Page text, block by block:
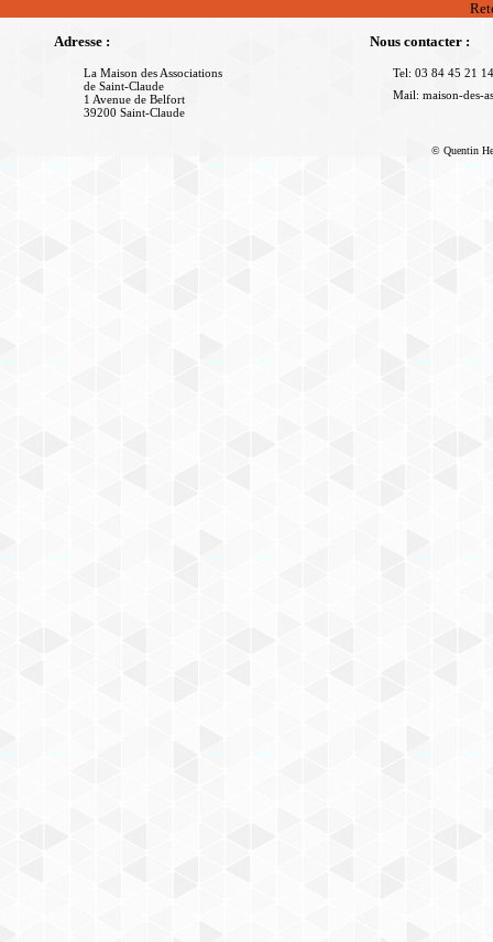
Adresse :
La Maison des Associations
de Saint-Claude
1 Avenue de Belfort
39200 Saint-Claude
Nous contacter :
Tel: 03 84 45 21
Mail: maison-des-
© Quentin